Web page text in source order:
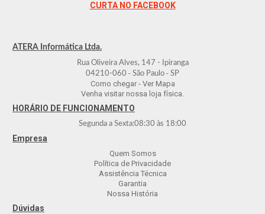
CURTA NO FACEBOOK
ATERA Informática Ltda.
Rua Oliveira Alves, 147 - Ipiranga
04210-060 - São Paulo - SP
Como chegar - Ver Mapa
Venha visitar nossa loja física.
HORÁRIO DE FUNCIONAMENTO
Segunda a Sexta:08:30 às 18:00
Empresa
Quem Somos
Política de Privacidade
Assistência Técnica
Garantia
Nossa História
Dúvidas